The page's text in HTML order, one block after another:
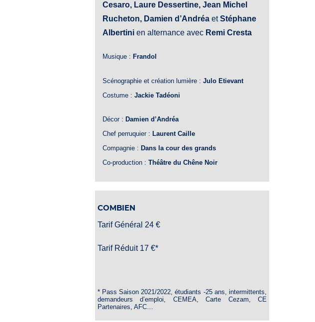
Cesaro, Laure Dessertine, Jean Michel
Rucheton, Damien d’Andréa etStéphane
Albertini en alternance avec Remi Cresta
Musique : Frandol
Scénographie et création lumière : Julo Etievant
Costume : Jackie Tadéoni
Décor : Damien d’Andréa
Chef perruquier : Laurent Caille
Compagnie : Dans la cour des grands
Co-production : Théâtre du Chêne Noir
COMBIEN
Tarif Général 24 €
Tarif Réduit 17 €*
* Pass Saison 2021/2022, étudiants -25 ans, intermittents,
demandeurs d’emploi, CEMEA, Carte Cezam, CE
Partenaires, AFC…